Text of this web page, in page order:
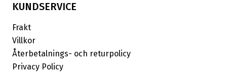
KUNDSERVICE
Frakt
Villkor
Återbetalnings- och returpolicy
Privacy Policy